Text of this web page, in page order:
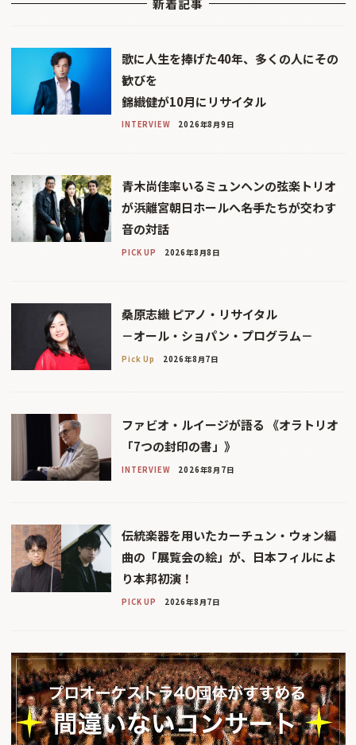
新着記事
歌に人生を捧げた40年、多くの人にその
歓びを
錦織健が10月にリサイタル
INTERVIEW 2026年8月9日
青木尚佳率いるミュンヘンの弦楽トリオ
が浜離宮朝日ホールへ――名手たちが交わす
音の対話
PICK UP 2026年8月8日
桑原志織 ピアノ・リサイタル
－オール・ショパン・プログラム－
Pick Up 2026年8月7日
ファビオ・ルイージが語る 《オラトリオ
「7つの封印の書」》
INTERVIEW 2026年8月7日
伝統楽器を用いたカーチュン・ウォン編
曲の「展覧会の絵」が、日本フィルによ
り本邦初演！
PICK UP 2026年8月7日